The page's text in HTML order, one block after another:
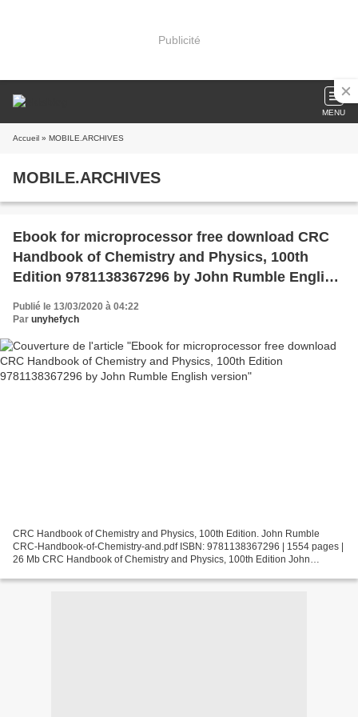
Publicité
MENU
Accueil » MOBILE.ARCHIVES
MOBILE.ARCHIVES
Ebook for microprocessor free download CRC
Handbook of Chemistry and Physics, 100th
Edition 9781138367296 by John Rumble English
version
Publié le 13/03/2020 à 04:22
Par unyhefych
CRC Handbook of Chemistry and Physics, 100th Edition. John Rumble
CRC-Handbook-of-Chemistry-and.pdf ISBN: 9781138367296 | 1554 pages |
26 Mb CRC Handbook of Chemistry and Physics, 100th Edition John